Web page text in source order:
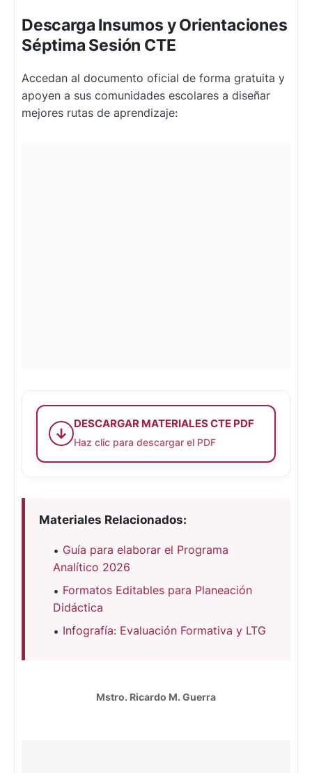
Descarga Insumos y Orientaciones
Séptima Sesión CTE
Accedan al documento oficial de forma gratuita y
apoyen a sus comunidades escolares a diseñar
mejores rutas de aprendizaje:
↓
DESCARGAR MATERIALES CTE PDF
Haz clic para descargar el PDF
Materiales Relacionados:
Guía para elaborar el Programa
Analítico 2026
Formatos Editables para Planeación
Didáctica
Infografía: Evaluación Formativa y LTG
Mstro. Ricardo M. Guerra